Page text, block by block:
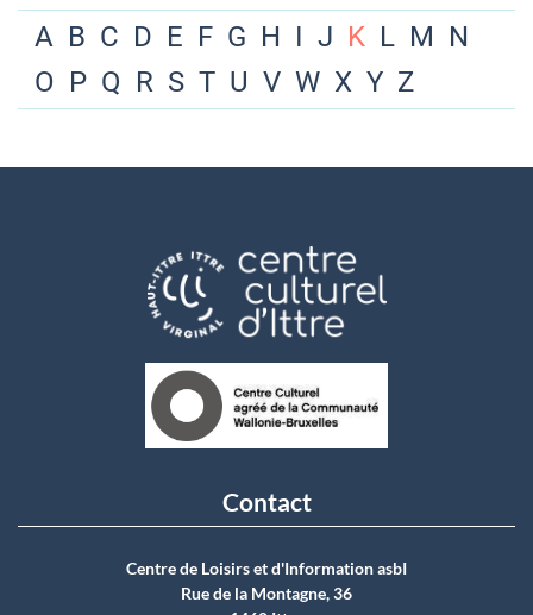
A B C D E F G H I J K L M N
O P Q R S T U V W X Y Z
Contact
Centre de Loisirs et d'Information asbI
Rue de la Montagne, 36